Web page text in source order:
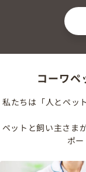
コーワペ
私たちは「人とペッ
ペットと飼い主さま
ポ